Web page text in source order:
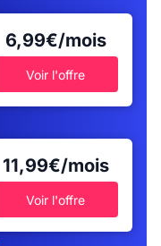
6,99€/mois
Voir l'offre
11,99€/mois
Voir l'offre